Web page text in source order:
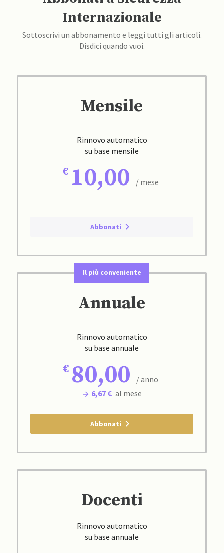
Internazionale
Sottoscrivi un abbonamento e leggi tutti gli articoli.
Disdici quando vuoi.
Mensile
Rinnovo automatico
su base mensile
10,00 / mese
Abbonati
Il più conveniente
Annuale
Rinnovo automatico
su base annuale
80,00
/ anno
6,67 € al mese
Abbonati
Docenti
Rinnovo automatico
su base annuale